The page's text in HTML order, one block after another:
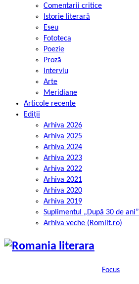
Comentarii critice
Istorie literară
Eseu
Fototeca
Poezie
Proză
Interviu
Arte
Meridiane
Articole recente
Ediții
Arhiva 2026
Arhiva 2025
Arhiva 2024
Arhiva 2023
Arhiva 2022
Arhiva 2021
Arhiva 2020
Arhiva 2019
Suplimentul „După 30 de ani”
Arhiva veche (Romlit.ro)
Focus